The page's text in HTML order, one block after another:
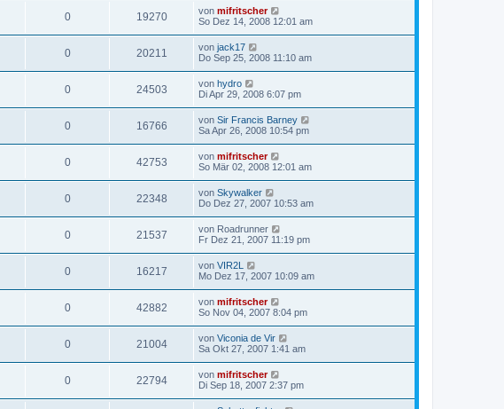
0 19270 von mifritscher
So Dez 14, 2008 12:01 am
0 20211 von jack17
Do Sep 25, 2008 11:10 am
0 24503 von hydro
Di Apr 29, 2008 6:07 pm
0 16766 von Sir Francis Barney
Sa Apr 26, 2008 10:54 pm
0 42753 von mifritscher
So Mär 02, 2008 12:01 am
0 22348 von Skywalker
Do Dez 27, 2007 10:53 am
0 21537 von Roadrunner
Fr Dez 21, 2007 11:19 pm
0 16217 von VIR2L
Mo Dez 17, 2007 10:09 am
0 42882 von mifritscher
So Nov 04, 2007 8:04 pm
0 21004 von Viconia de Vir
Sa Okt 27, 2007 1:41 am
0 22794 von mifritscher
Di Sep 18, 2007 2:37 pm